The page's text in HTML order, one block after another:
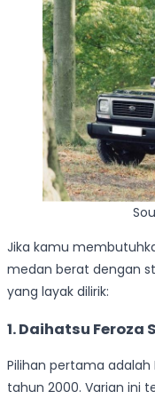
Jika kamu
medan berat dengan
yang layak dilirik:
1. Daihatsu Feroza
Pilihan pertama adalah
tahun 2000. Varian ini